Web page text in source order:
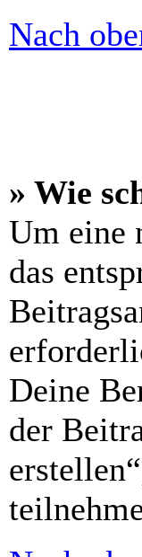
Nach
» Wie
Um eine
das
Deine
der